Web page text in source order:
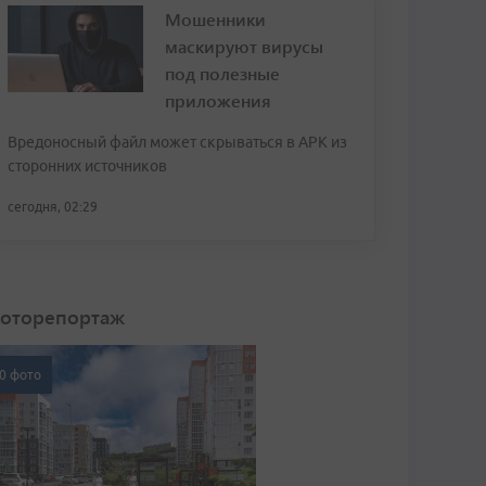
Мошенники
маскируют вирусы
под полезные
приложения
Вредоносный файл может скрываться в APK из
сторонних источников
сегодня, 02:29
фото